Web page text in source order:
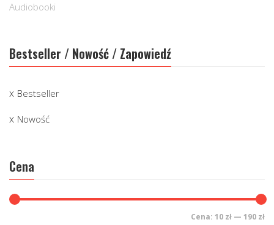
Audiobooki
Bestseller / Nowość / Zapowiedź
Bestseller
Nowość
Cena
Cena: 10 zł — 190 zł